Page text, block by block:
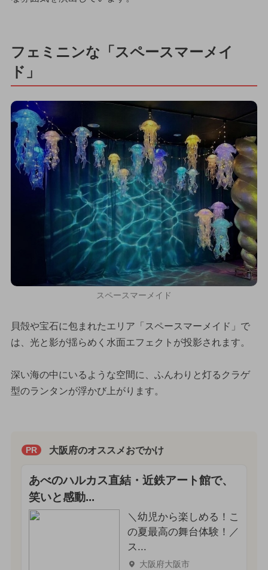
フェミニンな「スペースマーメイ
ド」
スペースマーメイド
貝殻や宝石に包まれたエリア「スペースマーメイド」で
は、光と影が揺らめく水面エフェクトが投影されます。
深い海の中にいるような空間に、ふんわりと灯るクラゲ
型のランタンが浮かび上がります。
PR 大阪府のオススメおでかけ
あべのハルカス直結・近鉄アート館で、
笑いと感動...
＼幼児から楽しめる！こ
の夏最高の舞台体験！／
ス...
大阪府大阪市